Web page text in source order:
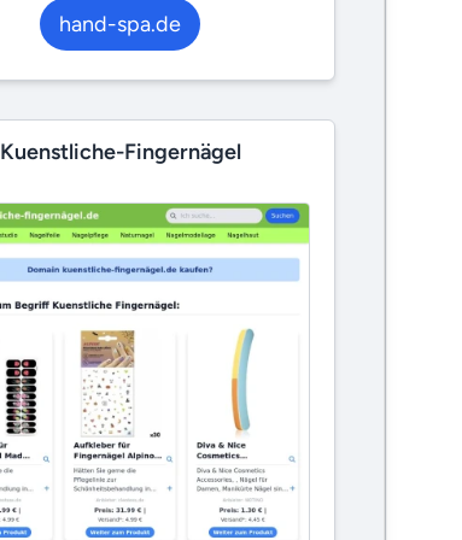
hand-spa.de
Kuenstliche-Fingernägel